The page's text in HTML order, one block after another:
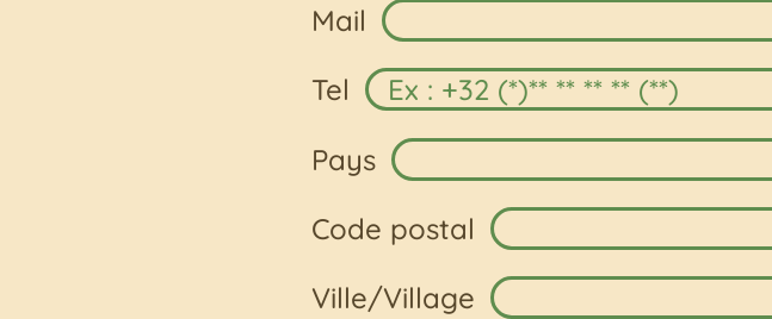
Mail
Tel
Pays
Code postal
Ville/Village